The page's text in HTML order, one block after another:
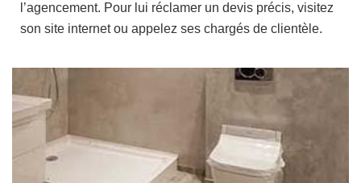
l’agencement. Pour lui réclamer un devis précis, visitez
son site internet ou appelez ses chargés de clientèle.